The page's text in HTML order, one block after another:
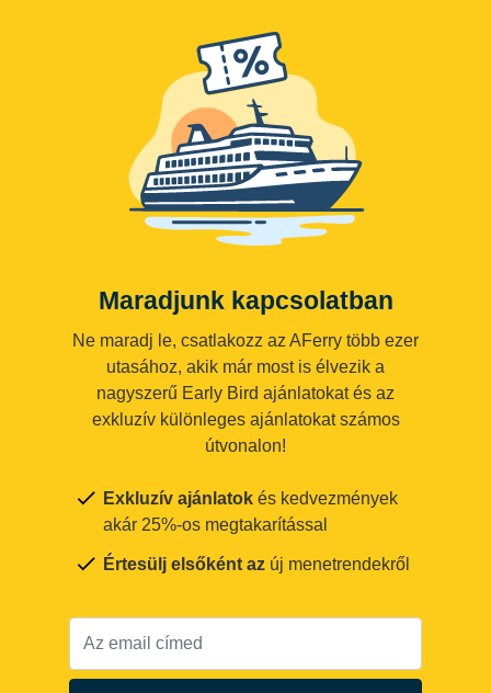
Maradjunk kapcsolatban
Ne maradj le, csatlakozz az AFerry több ezer
utasához, akik már most is élvezik a
nagyszerű Early Bird ajánlatokat és az
exkluzív különleges ajánlatokat számos
útvonalon!
Exkluzív ajánlatok és kedvezmények
akár 25%-os megtakarítással
Értesülj elsőként az új menetrendekről